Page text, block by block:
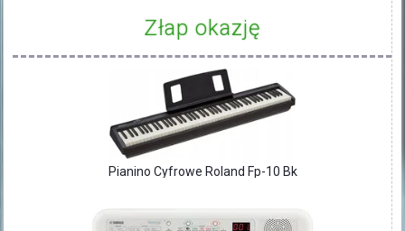
Złap okazję
Pianino Cyfrowe Roland Fp-10 Bk